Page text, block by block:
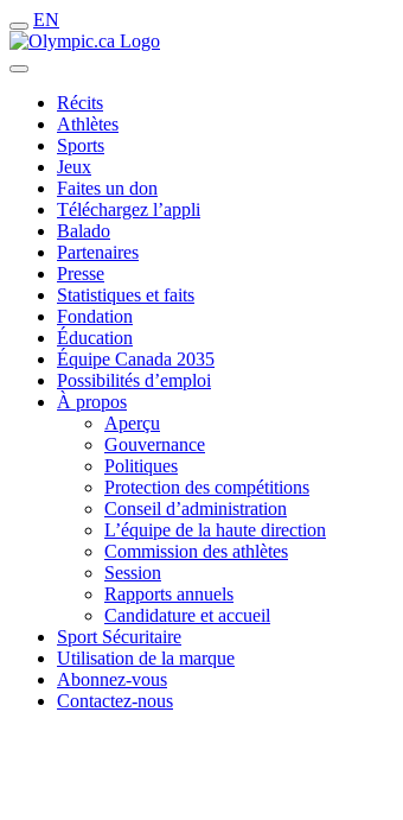
EN
Récits
Athlètes
Sports
Jeux
Faites un don
Téléchargez l’appli
Balado
Partenaires
Presse
Statistiques et faits
Fondation
Éducation
Équipe Canada 2035
Possibilités d’emploi
À propos
Aperçu
Gouvernance
Politiques
Protection des compétitions
Conseil d’administration
L’équipe de la haute direction
Commission des athlètes
Session
Rapports annuels
Candidature et accueil
Sport Sécuritaire
Utilisation de la marque
Abonnez-vous
Contactez-nous